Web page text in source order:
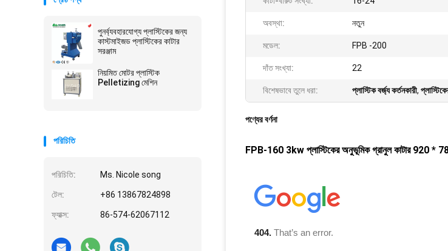
পুনর্ব্যবহারযোগ্য প্লাস্টিকের জন্য
কাস্টমাইজড প্লাস্টিকের কাটার
সরঞ্জাম
নিয়মিত মোটর প্লাস্টিক
Pelletizing মেশিন
পরিচিতি
পরিচিতি: Ms. Nicole song
টেল: +86 13867824898
ফ্যাক্স: 86-574-62067112
অবস্থা: নতুন
মডেল: FPB -200
দাঁত সংখ্যা: 22
বিশেষভাবে তুলে ধরা: প্লাস্টিক বর্জ্য কর্তনকারী,
পণ্যের বর্ণনা
FPB-160 3kw প্লাস্টিকের অনুভূমিক গ্রানুল কাটার 920 *